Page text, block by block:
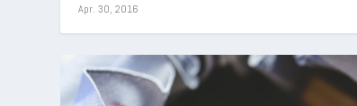
Apr. 30, 2016